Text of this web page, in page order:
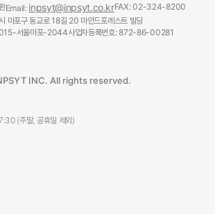
Email: inpsyt@inpsyt.co.krFAX: 02-324-8200
포구 동교로 18길 20 마인드포레스트 빌딩
서울마포-2044사업자등록번호: 872-86-00281
INC. All rights reserved.
(주말, 공휴일 제외)